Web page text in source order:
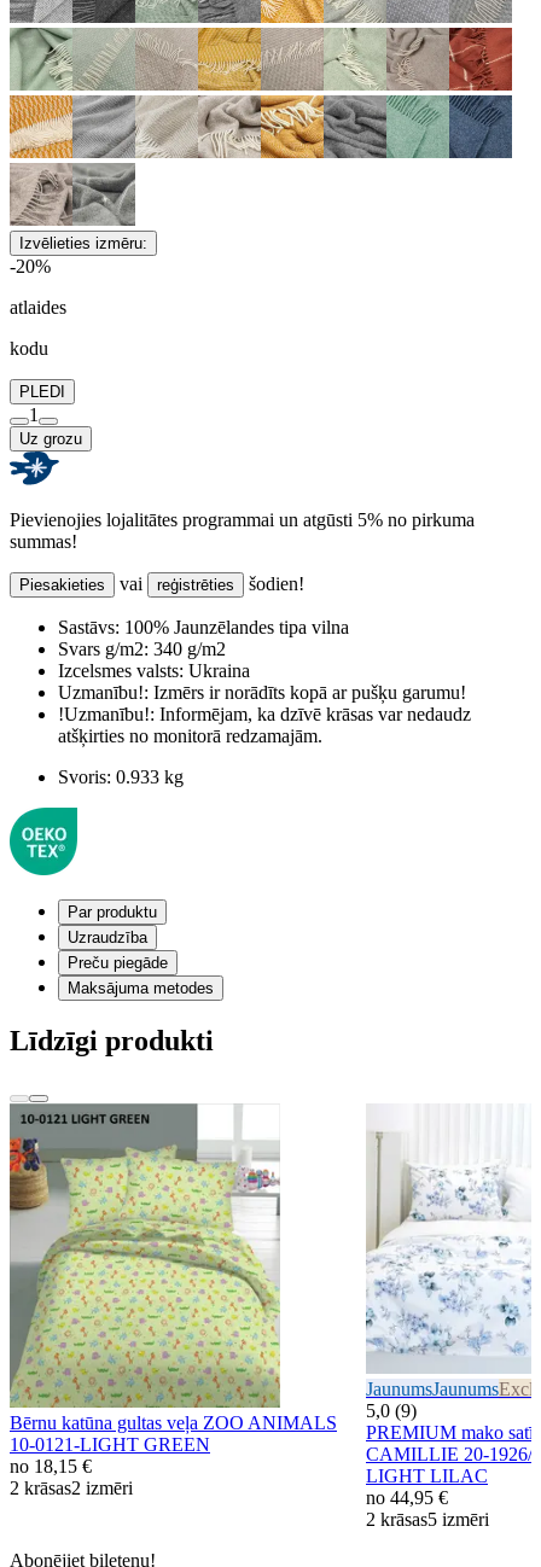
Izvēlieties izmēru:
-20%
atlaides
kodu
PLEDI
1
Uz grozu
Pievienojies lojalitātes programmai un atgūsti 5% no pirkuma
summas!
Piesakieties vai reģistrēties šodien!
Sastāvs: 100% Jaunzēlandes tipa vilna
Svars g/m2: 340 g/m2
Izcelsmes valsts: Ukraina
Uzmanību!: Izmērs ir norādīts kopā ar pušķu garumu!
!Uzmanību!: Informējam, ka dzīvē krāsas var nedaudz
atšķirties no monitorā redzamajām.
Svoris: 0.933 kg
Par produktu
Uzraudzība
Preču piegāde
Maksājuma metodes
Līdzīgi produkti
Bērnu katūna gultas veļa ZOO ANIMALS
10-0121-LIGHT GREEN
no 18,15 €
2 krāsas2 izmēri
JaunumsJaunums
5,0 (9)
PREMIUM mako
CAMILLIE 20-1926/
LIGHT LILAC
no 44,95 €
2 krāsas5 izmēri
Abonējiet biļetenu!